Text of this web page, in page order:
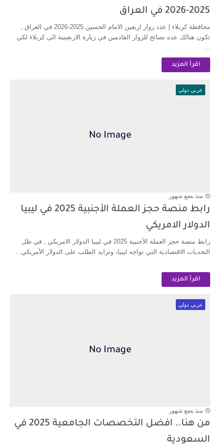
2025-2026 في العراق
محافظة كربلاء | عدد زوار اربعين الامام الحسين 2025-2026 في العراق ,
تكون هنالك عده نصائح للزوار القادمين في زيارة الاربعينية الى كربلاء لكي
...
اقرأ المزيد
عربي دولي
منذ بضع شهور
رابط منصة حجز العملة الأجنبية 2025 في ليبيا
الدولار الامريكي
رابط منصة حجز العملة الأجنبية 2025 في ليبيا الدولار الامريكي , في ظل
التحديات الاقتصادية التي تواجه ليبيا، وتزايد الطلب على الدولار الأمريكي...
اقرأ المزيد
عربي دولي
منذ بضع شهور
من هنا.. افضل التخصصات الجامعية 2025 في
السعودية